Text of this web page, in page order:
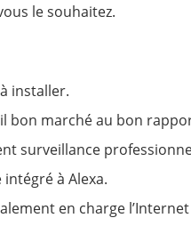
le souhaitez.
installer.
bon marché au bon
surveillance
à Alexa.
en charge